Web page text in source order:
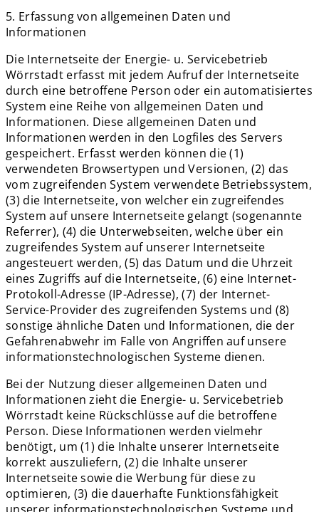
5. Erfassung von allgemeinen Daten und
Informationen
Die Internetseite der Energie- u. Servicebetrieb
Wörrstadt erfasst mit jedem Aufruf der Internetseite
durch eine betroffene Person oder ein automatisiertes
System eine Reihe von allgemeinen Daten und
Informationen. Diese allgemeinen Daten und
Informationen werden in den Logfiles des Servers
gespeichert. Erfasst werden können die (1)
verwendeten Browsertypen und Versionen, (2) das
vom zugreifenden System verwendete Betriebssystem,
(3) die Internetseite, von welcher ein zugreifendes
System auf unsere Internetseite gelangt (sogenannte
Referrer), (4) die Unterwebseiten, welche über ein
zugreifendes System auf unserer Internetseite
angesteuert werden, (5) das Datum und die Uhrzeit
eines Zugriffs auf die Internetseite, (6) eine Internet-
Protokoll-Adresse (IP-Adresse), (7) der Internet-
Service-Provider des zugreifenden Systems und (8)
sonstige ähnliche Daten und Informationen, die der
Gefahrenabwehr im Falle von Angriffen auf unsere
informationstechnologischen Systeme dienen.
Bei der Nutzung dieser allgemeinen Daten und
Informationen zieht die Energie- u. Servicebetrieb
Wörrstadt keine Rückschlüsse auf die betroffene
Person. Diese Informationen werden vielmehr
benötigt, um (1) die Inhalte unserer Internetseite
korrekt auszuliefern, (2) die Inhalte unserer
Internetseite sowie die Werbung für diese zu
optimieren, (3) die dauerhafte Funktionsfähigkeit